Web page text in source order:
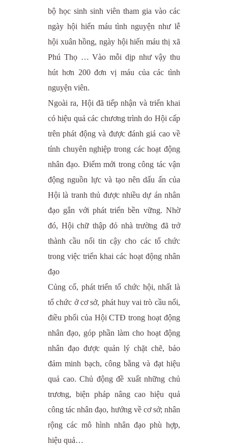
bộ học sinh sinh viên tham gia vào các
ngày hội hiến máu tình nguyện như lễ
hội xuân hồng, ngày hội hiến máu thị xã
Phú Thọ … Vào mỗi dịp như vậy thu
hút hơn 200 đơn vị máu của các tình
nguyện viên.
Ngoài ra, Hội đã tiếp nhận và triển khai
có hiệu quả các chương trình do Hội cấp
trên phát động và được đánh giá cao về
tính chuyên nghiệp trong các hoạt động
nhân đạo. Điểm mới trong công tác vận
động nguồn lực và tạo nên dấu ấn của
Hội là tranh thủ được nhiều dự án nhân
đạo gắn với phát triển bền vững. Nhờ
đó, Hội chữ thập đỏ nhà trường đã trở
thành cầu nối tin cậy cho các tổ chức
trong việc triển khai các hoạt động nhân
đạo
Củng cố, phát triển tổ chức hội, nhất là
tổ chức ở cơ sở, phát huy vai trò cầu nối,
điều phối của Hội CTĐ trong hoạt động
nhân đạo, góp phần làm cho hoạt động
nhân đạo được quản lý chặt chẽ, bảo
đảm minh bạch, công bằng và đạt hiệu
quả cao. Chủ động đề xuất những chủ
trương, biện pháp nâng cao hiệu quả
công tác nhân đạo, hướng về cơ sở; nhân
rộng các mô hình nhân đạo phù hợp,
hiệu quả…